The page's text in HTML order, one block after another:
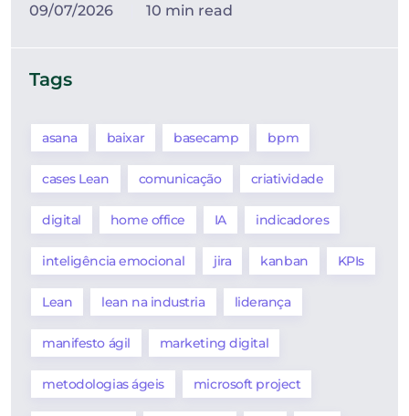
09/07/2026 10 min read
Tags
asana baixar basecamp bpm
cases Lean comunicação criatividade
digital home office IA indicadores
inteligência emocional jira kanban KPIs
Lean lean na industria liderança
manifesto ágil marketing digital
metodologias ágeis microsoft project